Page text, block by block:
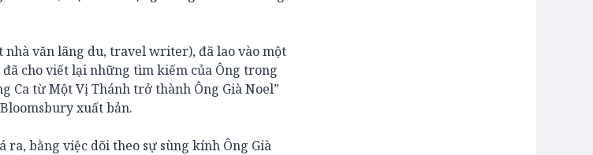
nhà văn lãng du, travel writer), đã lao vào một
cho viết lại những tìm kiếm của Ông trong
Ca từ Một Vị Thánh trở thành Ông Già Noel”
xuất bản.
ra, bằng việc dõi theo sự sùng kính Ông Già